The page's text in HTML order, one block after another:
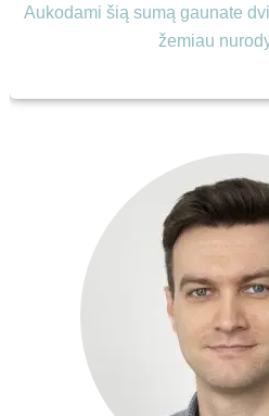
Aukodami šią sumą gaunate
žemiau